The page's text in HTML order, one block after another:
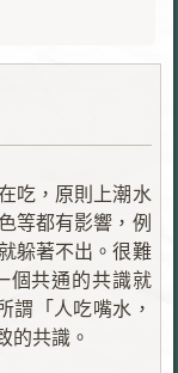
吃，原則上潮水
等都有影響，例
躲著不出。很難
個共通的共識就
謂「人吃嘴水，
的共識。